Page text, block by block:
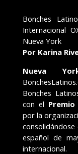
Bonches
Internacional
Nueva York
Por Karina
Nueva
Bonches
con el
por la
español de
internacional.